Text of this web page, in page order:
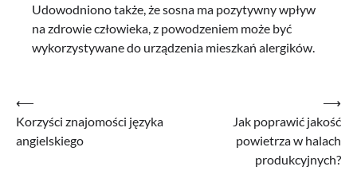
Udowodniono także, że sosna ma pozytywny wpływ
na zdrowie człowieka, z powodzeniem może być
wykorzystywane do urządzenia mieszkań alergików.
Nawigacja
wpisu
⟵
Korzyści znajomości języka
angielskiego
Jak poprawić jakość
powietrza w halach
produkcyjnych?
⟶